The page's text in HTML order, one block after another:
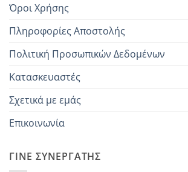
Όροι Χρήσης
Πληροφορίες Αποστολής
Πολιτική Προσωπικών Δεδομένων
Κατασκευαστές
Σχετικά με εμάς
Επικοινωνία
ΓΊΝΕ ΣΥΝΕΡΓΆΤΗΣ